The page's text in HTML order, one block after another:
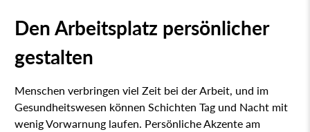
Den Arbeitsplatz persönlicher
gestalten
Menschen verbringen viel Zeit bei der Arbeit, und im
Gesundheitswesen können Schichten Tag und Nacht mit
wenig Vorwarnung laufen. Persönliche Akzente am